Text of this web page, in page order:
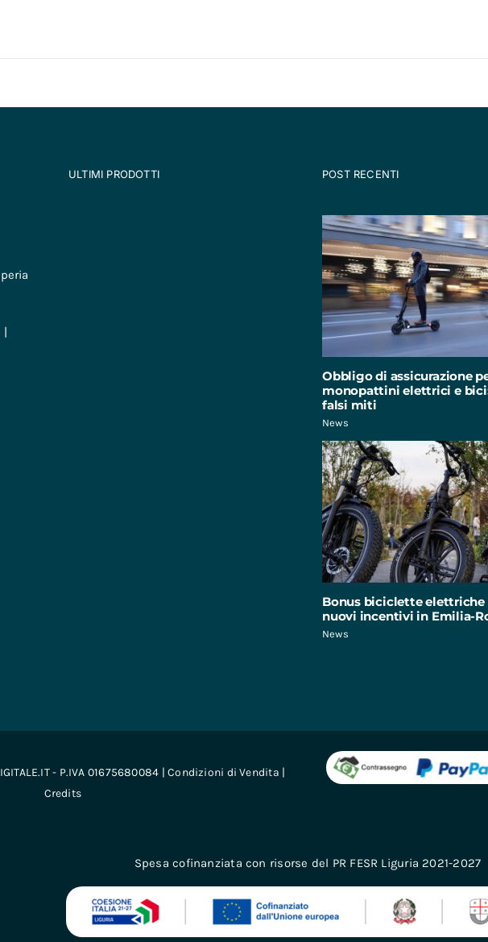
ULTIMI PRODOTTI POST RECENTI
Obbligo di assicurazione
monopattini elettrici e
falsi miti
News
Bonus biciclette elettriche
nuovi incentivi in Emilia-
News
- P.IVA 01675680084 |Condizioni di Vendita |
Credits
Spesa cofinanziata con risorse del PR FESR Liguria 2021-2027